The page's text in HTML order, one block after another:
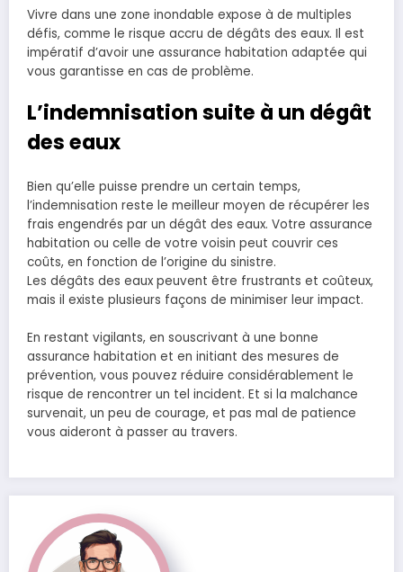
Vivre dans une zone inondable expose à de multiples
défis, comme le risque accru de dégâts des eaux. Il est
impératif d’avoir une assurance habitation adaptée qui
vous garantisse en cas de problème.
L’indemnisation suite à un dégât
des eaux
Bien qu’elle puisse prendre un certain temps,
l’indemnisation reste le meilleur moyen de récupérer les
frais engendrés par un dégât des eaux. Votre assurance
habitation ou celle de votre voisin peut couvrir ces
coûts, en fonction de l’origine du sinistre.
Les dégâts des eaux peuvent être frustrants et coûteux,
mais il existe plusieurs façons de minimiser leur impact.
En restant vigilants, en souscrivant à une bonne
assurance habitation et en initiant des mesures de
prévention, vous pouvez réduire considérablement le
risque de rencontrer un tel incident. Et si la malchance
survenait, un peu de courage, et pas mal de patience
vous aideront à passer au travers.